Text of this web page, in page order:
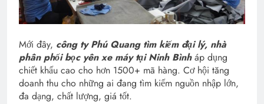
Mới đây, công ty Phú Quang tìm kiếm đại lý, nhà
phân phối bọc yên xe máy tại Ninh Bìnháp dụng
chiết khấu cao cho hơn 1500+ mã hàng. Cơ hội tăng
doanh thu cho những ai đang tìm kiếm nguồn nhập lớn,
đa dạng, chất lượng, giá tốt.